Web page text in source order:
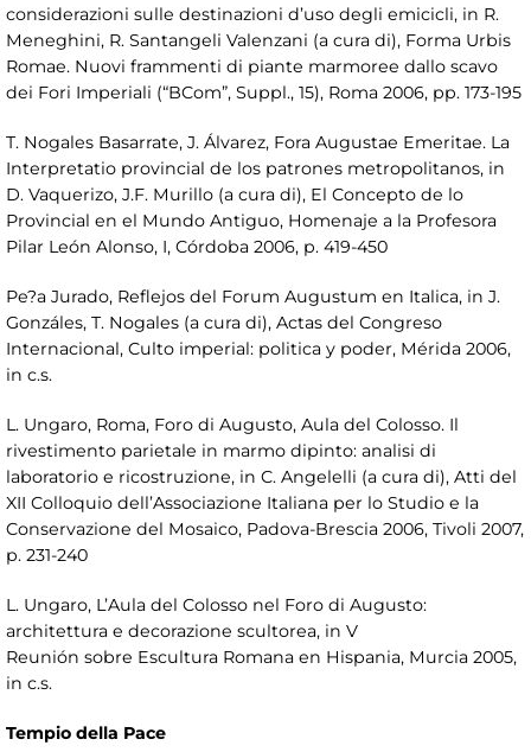
considerazioni sulle destinazioni d’uso degli emicicli, in R.
Meneghini, R. Santangeli Valenzani (a cura di), Forma Urbis
Romae. Nuovi frammenti di piante marmoree dallo scavo
dei Fori Imperiali (“BCom”, Suppl., 15), Roma 2006, pp. 173-195
T. Nogales Basarrate, J. Álvarez, Fora Augustae Emeritae. La
Interpretatio provincial de los patrones metropolitanos, in
D. Vaquerizo, J.F. Murillo (a cura di), El Concepto de lo
Provincial en el Mundo Antiguo, Homenaje a la Profesora
Pilar León Alonso, I, Córdoba 2006, p. 419-450
Pe?a Jurado, Reflejos del Forum Augustum en Italica, in J.
Gonzáles, T. Nogales (a cura di), Actas del Congreso
Internacional, Culto imperial: politica y poder, Mérida 2006,
in c.s.
L. Ungaro, Roma, Foro di Augusto, Aula del Colosso. Il
rivestimento parietale in marmo dipinto: analisi di
laboratorio e ricostruzione, in C. Angelelli (a cura di), Atti del
XII Colloquio dell’Associazione Italiana per lo Studio e la
Conservazione del Mosaico, Padova-Brescia 2006, Tivoli 2007,
p. 231-240
L. Ungaro, L’Aula del Colosso nel Foro di Augusto:
architettura e decorazione scultorea, in V
Reunión sobre Escultura Romana en Hispania, Murcia 2005,
in c.s.
Tempio della Pace